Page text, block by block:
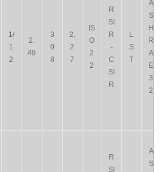
1/
1
2
2.
49
3
0
8
2.
2
7
IS
O
2
2
R
SI
R
-
C
SI
R
L
S
T
A
S
H
R
A
E
3
2
R
SI
A
S